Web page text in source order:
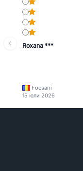
Roxana ***
Focsani
15 юли 2026